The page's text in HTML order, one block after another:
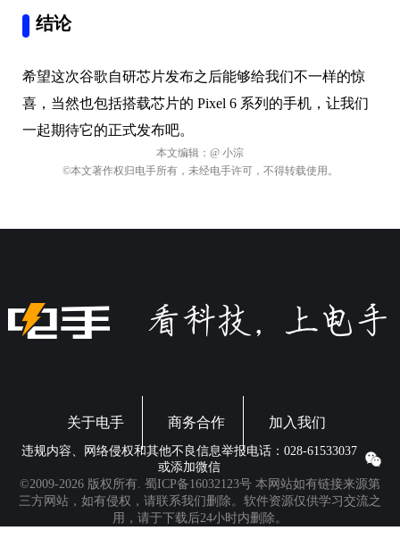
希望这次谷歌自研芯片发布之后能够给我们不一样的惊
喜，当然也包括搭载芯片的 Pixel 6 系列的手机，让我们
一起期待它的正式发布吧。
本文编辑：
@ 小淙
关于电手 商务合作 加入我们
违规内容、网络侵权和其他不良信息举报电话：028-61533037
或添加微信
©2009-2026 版权所有.蜀ICP备16032123号 本网站如有链接来源第
三方网站，如有侵权，请联系我们删除。软件资源仅供学习交流之